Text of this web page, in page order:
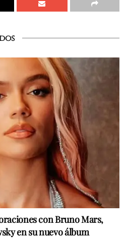
con Bruno Mars,
en su nuevo álbum